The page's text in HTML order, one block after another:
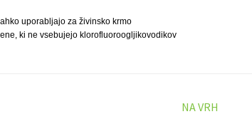
uporabljajo za živinsko krmo
ki ne vsebujejo klorofluoroogljikovodikov
NA VRH